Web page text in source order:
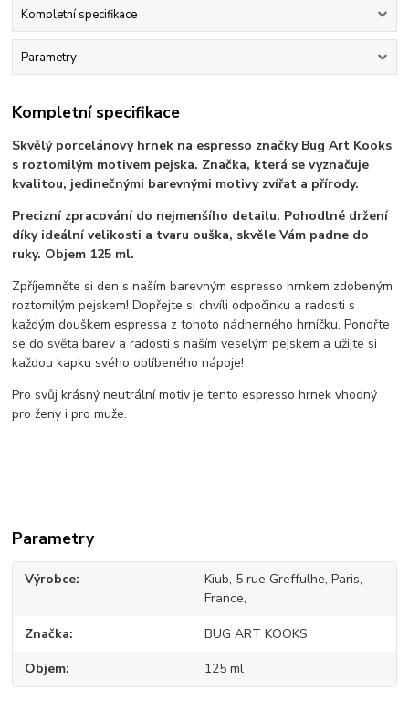
Kompletní specifikace
Parametry
Kompletní specifikace
Skvělý porcelánový hrnek na espresso značky Bug Art Kooks
s roztomilým motivem pejska. Značka, která se vyznačuje
kvalitou, jedinečnými barevnými motivy zvířat a přírody.
Precizní zpracování do nejmenšího detailu. Pohodlné držení
díky ideální velikosti a tvaru ouška, skvěle Vám padne do
ruky. Objem 125 ml.
Zpříjemněte si den s naším barevným espresso hrnkem zdobeným
roztomilým pejskem! Dopřejte si chvíli odpočinku a radosti s
každým douškem espressa z tohoto nádherného hrníčku. Ponořte
se do světa barev a radosti s naším veselým pejskem a užijte si
každou kapku svého oblíbeného nápoje!
Pro svůj krásný neutrální motiv je tento espresso hrnek vhodný
pro ženy i pro muže.
Parametry
Výrobce
Kiub, 5 rue Greffulhe, Paris,
France,
Značka BUG ART KOOKS
Objem 125 ml